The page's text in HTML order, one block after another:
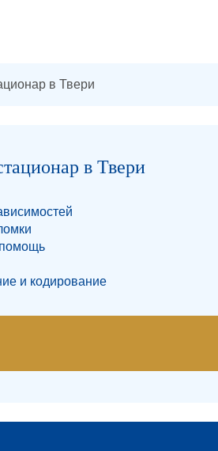
в Твери
в Твери
помощь
и кодирование